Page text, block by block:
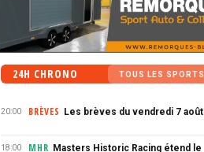
24H CHRONO
20:00 BRÈVES Les brèves du vendredi 7 août
18:00 MHR Masters Historic Racing étend le